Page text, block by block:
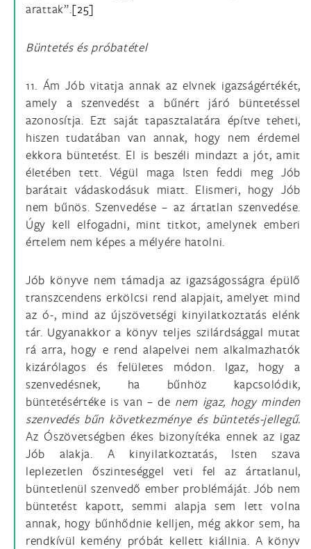
arattak”.[25]
Büntetés és próbatétel
11. Ám Jób vitatja annak az elvnek igazságértékét,
amely a szenvedést a bűnért járó büntetéssel
azonosítja. Ezt saját tapasztalatára építve teheti,
hiszen tudatában van annak, hogy nem érdemel
ekkora büntetést. El is beszéli mindazt a jót, amit
életében tett. Végül maga Isten feddi meg Jób
barátait vádaskodásuk miatt. Elismeri, hogy Jób
nem bűnös. Szenvedése – az ártatlan szenvedése.
Úgy kell elfogadni, mint titkot, amelynek emberi
értelem nem képes a mélyére hatolni.
Jób könyve nem támadja az igazságosságra épülő
transzcendens erkölcsi rend alapjait, amelyet mind
az ó-, mind az újszövetségi kinyilatkoztatás elénk
tár. Ugyanakkor a könyv teljes szilárdsággal mutat
rá arra, hogy e rend alapelvei nem alkalmazhatók
kizárólagos és felületes módon. Igaz, hogy a
szenvedésnek, ha bűnhöz kapcsolódik,
büntetésértéke is van – de nem igaz, hogy minden
szenvedés bűn következménye és büntetés-jellegű.
Az Ószövetségben ékes bizonyítéka ennek az igaz
Jób alakja. A kinyilatkoztatás, Isten szava
leplezetlen őszinteséggel veti fel az ártatlanul,
büntetlenül szenvedő ember problémáját. Jób nem
büntetést kapott, semmi alapja sem lett volna
annak, hogy bűnhődnie kelljen, még akkor sem, ha
rendkívül kemény próbát kellett kiállnia. A könyv